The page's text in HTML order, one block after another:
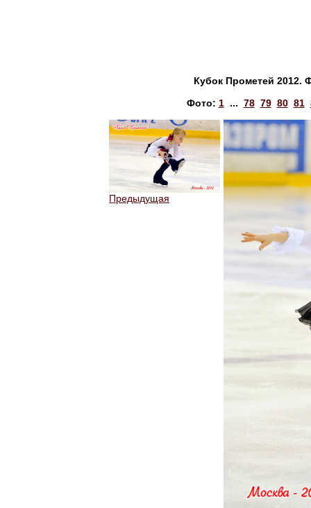
Кубок Прометей 2012.
Фото: 1... 78 79 80 81
Предыдущая